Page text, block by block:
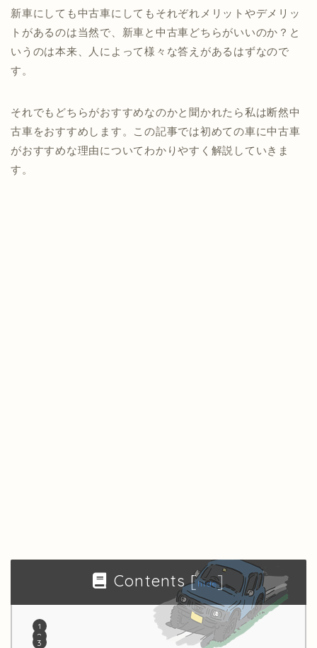
新車にしても中古車にしてもそれぞれメリットやデメリッ
トがあるのは当然で、新車と中古車どちらがいいのか？と
いうのは本来、人によって様々な答えがあるはずなので
す。
それでもどちらがおすすめなのかと聞かれたら私は断然中
古車をおすすめします。この記事では初めての車に中古車
がおすすめな理由についてわかりやすく解説していきま
す。
Contents [hide]